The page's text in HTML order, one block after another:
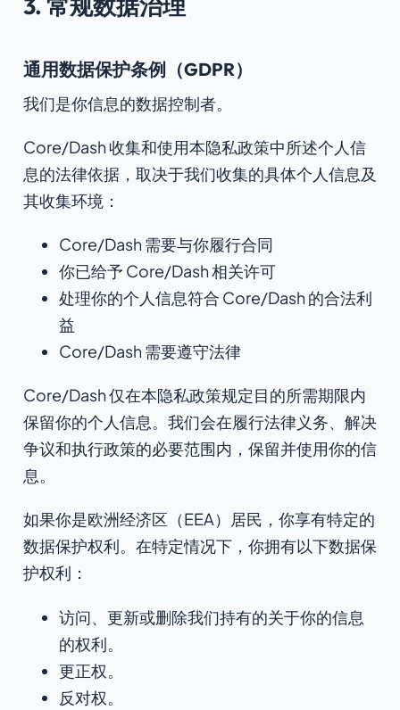
3. 常规数据治理
通用数据保护条例（GDPR）
我们是你信息的数据控制者。
Core/Dash 收集和使用本隐私政策中所述个人信
息的法律依据，取决于我们收集的具体个人信息及
其收集环境：
Core/Dash 需要与你履行合同
你已给予 Core/Dash 相关许可
处理你的个人信息符合 Core/Dash 的合法利
益
Core/Dash 需要遵守法律
Core/Dash 仅在本隐私政策规定目的所需期限内
保留你的个人信息。我们会在履行法律义务、解决
争议和执行政策的必要范围内，保留并使用你的信
息。
如果你是欧洲经济区（EEA）居民，你享有特定的
数据保护权利。在特定情况下，你拥有以下数据保
护权利：
访问、更新或删除我们持有的关于你的信息
的权利。
更正权。
反对权。